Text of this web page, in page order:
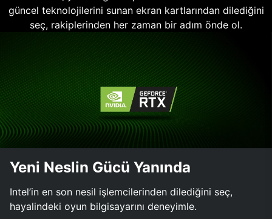
güncel teknolojilerini sunan ekran kartlarından dilediğini
seç, rakiplerinden her zaman bir adım önde ol.
Yeni Neslin Gücü Yanında
Intel’in en son nesil işlemcilerinden dilediğini seç,
hayalindeki oyun bilgisayarını deneyimle.